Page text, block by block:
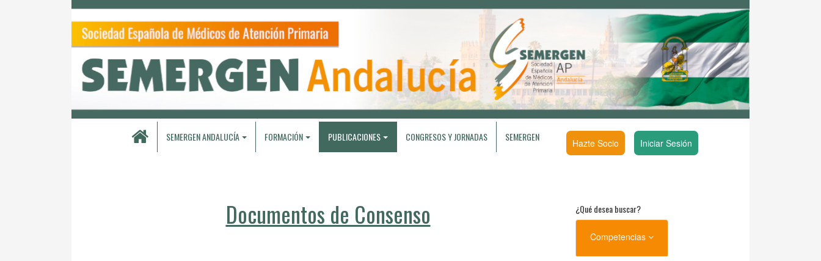
SEMERGEN ANDALUCÍA FORMACIÓN PUBLICACIONES CONGRESOS Y JORNADAS SEMERGEN Hazte Socio Iniciar Sesión
Documentos de Consenso ¿Qué desea buscar?
Competencias